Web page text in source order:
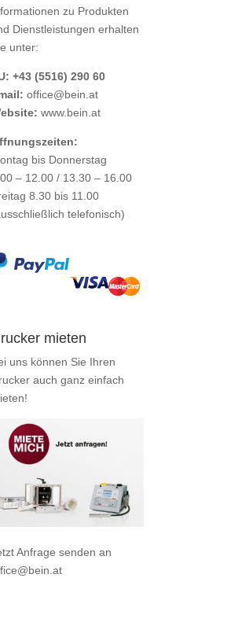
zu Produkten
Dienstleistungen erhalten
unter:
+43 (5516) 290 60
office@bein.at
www.bein.at
bis Donnerstag
– 12.00 / 13.30 – 16.00
8.30 bis 11.00
telefonisch)
mieten
uns können Sie Ihren
auch ganz einfach
!
Anfrage senden an